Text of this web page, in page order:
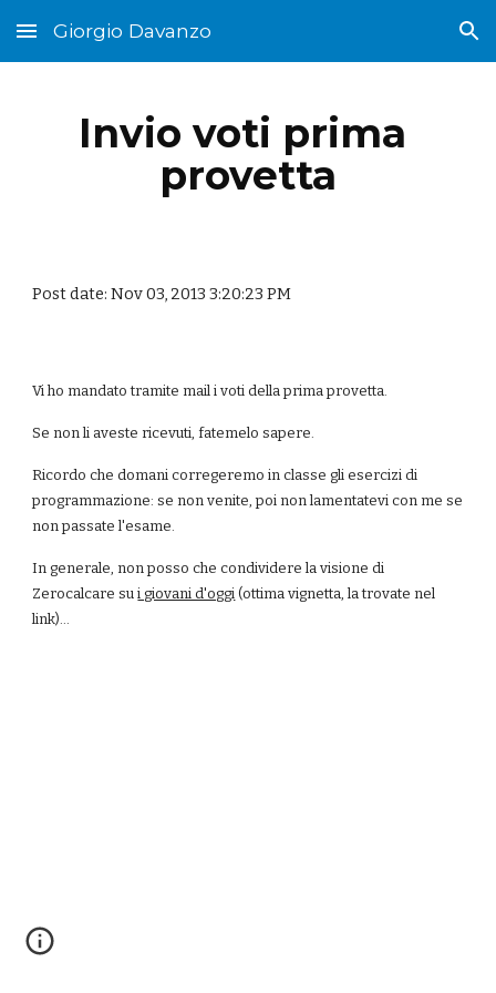
Skip to main content Skip to navigation
Giorgio Davanzo
Invio voti prima
provetta
Post date: Nov 03, 2013 3:20:23 PM
Vi ho mandato tramite mail i voti della prima provetta.
Se non li aveste ricevuti, fatemelo sapere.
Ricordo che domani corregeremo in classe gli esercizi di
programmazione: se non venite, poi non lamentatevi con me se
non passate l'esame.
In generale, non posso che condividere la visione di
Zerocalcare su i giovani d'oggi (ottima vignetta, la trovate nel
link)...